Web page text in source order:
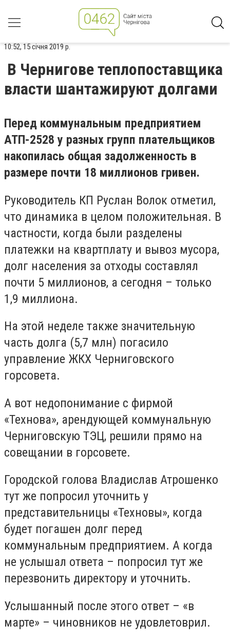
10:52, 15 січня 2019 р.
В Чернигове теплопоставщика
власти шантажируют долгами
Перед коммунальным предприятием
АТП-2528 у разных групп плательщиков
накопилась общая задолженность в
размере почти 18 миллионов гривен.
Руководитель КП Руслан Волок отметил,
что динамика в целом положительная. В
частности, когда были разделены
платежки на квартплату и вывоз мусора,
долг населения за отходы составлял
почти 5 миллионов, а сегодня – только
1,9 миллиона.
На этой неделе также значительную
часть долга (5,7 млн) погасило
управление ЖКХ Черниговского
горсовета.
А вот недопонимание с фирмой
«Технова», арендующей коммунальную
Черниговскую ТЭЦ, решили прямо на
совещании в горсовете.
Городской голова Владислав Атрошенко
тут же попросил уточнить у
представительницы «Техновы», когда
будет погашен долг перед
коммунальным предприятием. А когда
не услышал ответа – попросил тут же
перезвонить директору и уточнить.
Услышанный после этого ответ – «в
марте» – чиновников не удовлетоврил.